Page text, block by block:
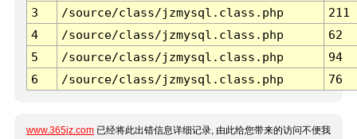
3 /source/class/jzmysql.class.php
211
4
/source/class/jzmysql.class.php
62
5
/source/class/jzmysql.class.php
94
6
/source/class/jzmysql.class.php 76
www.365jz.com 已经将此出错信息详细记录, 由此给您带来的访问不便我